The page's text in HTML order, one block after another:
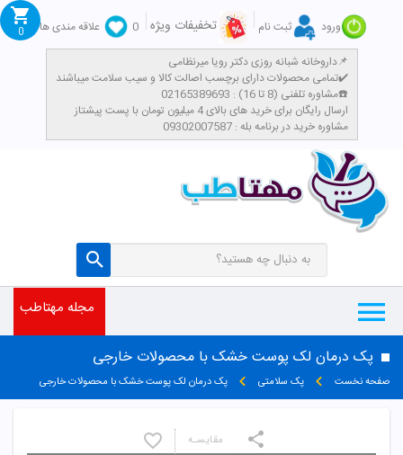
ورود ثبت نام تخفیفات ویژه 0
علاقه مندی ها
داروخانه شبانه روزی دکتر رویا میرنظامی📌
تمامی محصولات دارای برچسب اصالت کالا و سیب سلامت میباشند✔️
مشاوره تلفنی (8 تا 16) : 02165389693☎️
​ارسال رایگان برای خرید های بالای 4 میلیون تومان با پست پیشتاز
مشاوره خرید در برنامه بله : 09302007587
0
مجله مهتاطب
پک درمان لک پوست خشک با محصولات خارجی
صفحه نخست پک سلامتی پک درمان لک پوست خشک با محصولات خارجی
مقایسـه